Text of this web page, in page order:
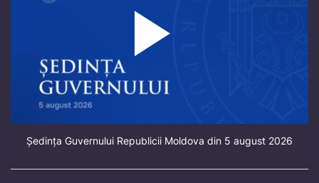
Ședința Guvernului Republicii Moldova din 5 august 2026